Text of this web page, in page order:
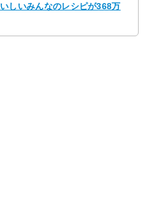
しいみんなのレシピが368万